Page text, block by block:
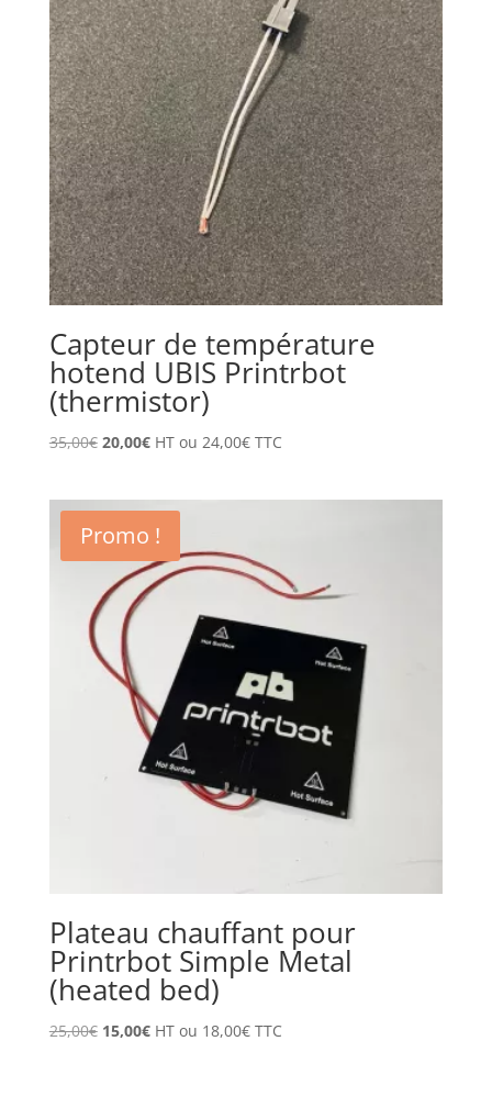
Capteur de température
hotend UBIS Printrbot
(thermistor)
35,00€ Le
était :
35,00€.
20,00€Le
est :
20,00€.
HT ou 24,00€TTC
Promo !
Plateau chauffant pour
Printrbot Simple Metal
(heated bed)
25,00€ Le
15,00€LeHT ou 18,00€TTC